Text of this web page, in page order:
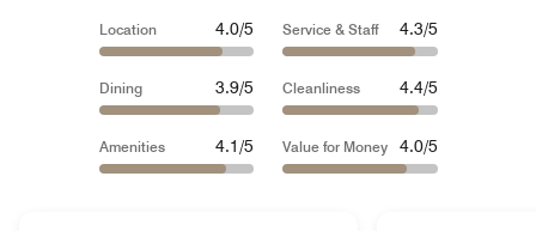
Location 4.0/5 Service & Staff 4.3/5
Dining 3.9/5 Cleanliness 4.4/5
Amenities 4.1/5 Value for Money 4.0/5